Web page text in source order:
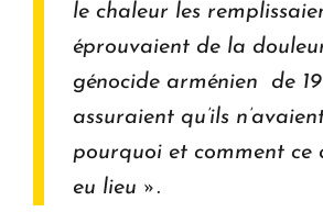
le chaleur les
éprouvaient de la
génocide arménien de
assuraient qu’ils
pourquoi et comment ce
eu lieu ».